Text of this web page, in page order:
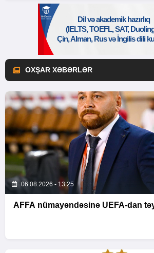
OXŞAR XƏBƏRLƏR
06.08.2026 - 13:25
AFFA nümayəndəsinə UEFA-dan